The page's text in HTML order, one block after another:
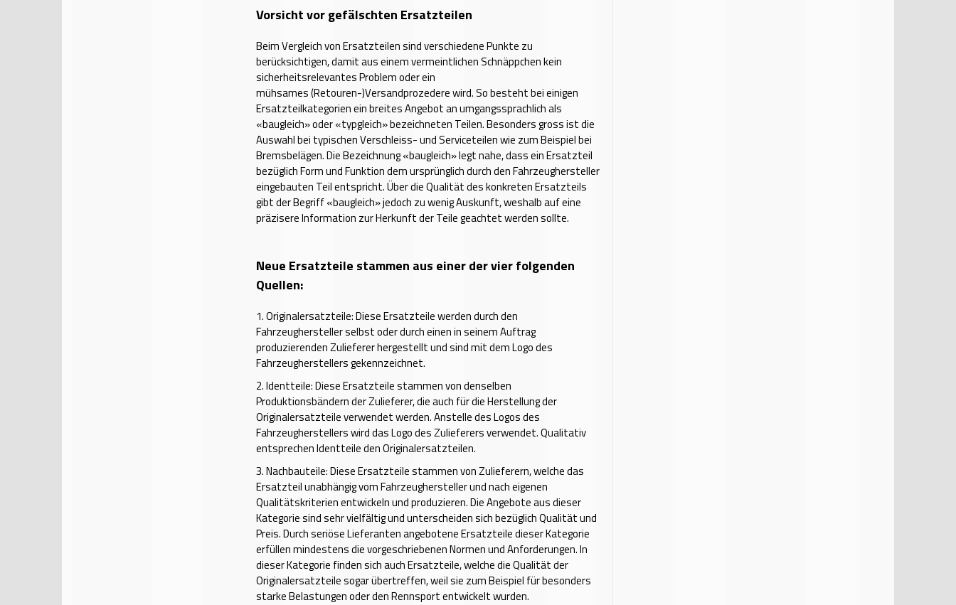
Vorsicht vor gefälschten Ersatzteilen
Beim Vergleich von Ersatzteilen sind verschiedene Punkte zu
berücksichtigen, damit aus einem vermeintlichen Schnäppchen kein
sicherheitsrelevantes Problem oder ein
mühsames (Retouren-)Versandprozedere wird. So besteht bei einigen
Ersatzteilkategorien ein breites Angebot an umgangssprachlich als
«baugleich» oder «typgleich» bezeichneten Teilen. Besonders gross ist die
Auswahl bei typischen Verschleiss- und Serviceteilen wie zum Beispiel bei
Bremsbelägen. Die Bezeichnung «baugleich» legt nahe, dass ein Ersatzteil
bezüglich Form und Funktion dem ursprünglich durch den Fahrzeughersteller
eingebauten Teil entspricht. Über die Qualität des konkreten Ersatzteils
gibt der Begriff «baugleich» jedoch zu wenig Auskunft, weshalb auf eine
präzisere Information zur Herkunft der Teile geachtet werden sollte.
Neue Ersatzteile stammen aus einer der vier folgenden
Quellen:
1.Originalersatzteile: Diese Ersatzteile werden durch den
Fahrzeughersteller selbst oder durch einen in seinem Auftrag
produzierenden Zulieferer hergestellt und sind mit dem Logo des
Fahrzeugherstellers gekennzeichnet.
2.Identteile: Diese Ersatzteile stammen von denselben
Produktionsbändern der Zulieferer, die auch für die Herstellung der
Originalersatzteile verwendet werden. Anstelle des Logos des
Fahrzeugherstellers wird das Logo des Zulieferers verwendet. Qualitativ
entsprechen Identteile den Originalersatzteilen.
3.Nachbauteile: Diese Ersatzteile stammen von Zulieferern, welche das
Ersatzteil unabhängig vom Fahrzeughersteller und nach eigenen
Qualitätskriterien entwickeln und produzieren. Die Angebote aus dieser
Kategorie sind sehr vielfältig und unterscheiden sich bezüglich Qualität und
Preis. Durch seriöse Lieferanten angebotene Ersatzteile dieser Kategorie
erfüllen mindestens die vorgeschriebenen Normen und Anforderungen. In
dieser Kategorie finden sich auch Ersatzteile, welche die Qualität der
Originalersatzteile sogar übertreffen, weil sie zum Beispiel für besonders
starke Belastungen oder den Rennsport entwickelt wurden.